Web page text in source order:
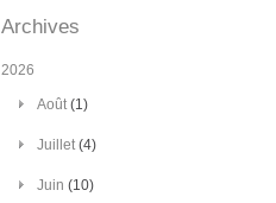
Archives
2026
Août(1)
Juillet(4)
Juin (10)